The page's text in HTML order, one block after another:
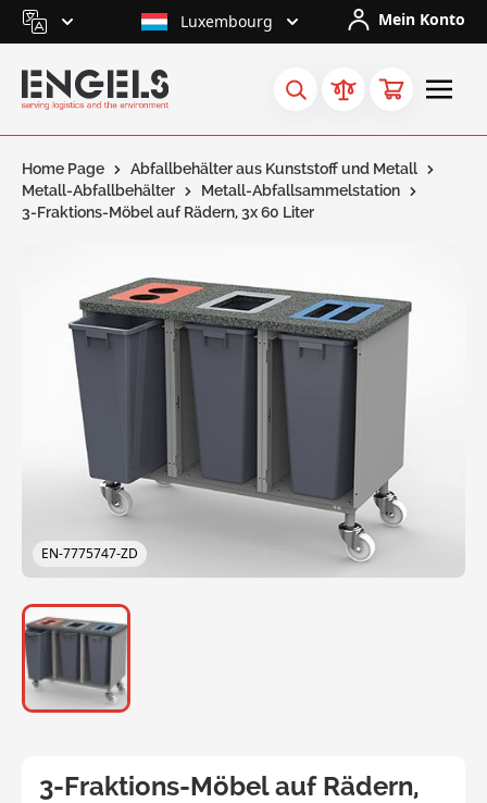
Skip to Content Luxembourg Mein Konto
Home Page
Abfallbehälter aus Kunststoff und Metall
Metall-Abfallbehälter
Metall-Abfallsammelstation
3-Fraktions-Möbel auf Rädern, 3x 60 Liter
EN-7775747-ZD
3-Fraktions-Möbel auf Rädern,